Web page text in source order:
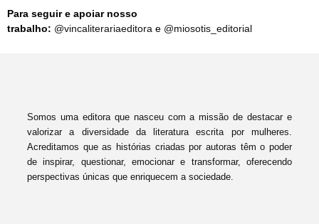
Para seguir e apoiar nosso
trabalho: @vincaliterariaeditora e @miosotis_editorial
Somos uma editora que nasceu com a missão de destacar e
valorizar a diversidade da literatura escrita por mulheres.
Acreditamos que as histórias criadas por autoras têm o poder
de inspirar, questionar, emocionar e transformar, oferecendo
perspectivas únicas que enriquecem a sociedade.